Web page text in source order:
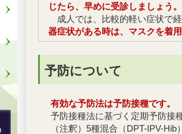
じたら、早めに受診しましょう。
成人では、比較的軽い症状で
器症状がある時は、マスクを着
予防について
有効な予防法は予防接種です。
予防接種法に基づく定期予防接
（注釈）5種混合（DPT-IPV-Hib